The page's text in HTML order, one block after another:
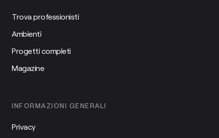
Trova professionisti
Ambienti
Progetti completi
Magazine
INFORMAZIONI GENERALI
Privacy